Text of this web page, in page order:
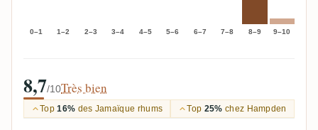
0–1 1–2 2–3 3–4 4–5 5–6 6–7 7–8 8–9 9–10
8,7/10Très bien
Top16% des Jamaïque rhums Top 25% chez Hampden